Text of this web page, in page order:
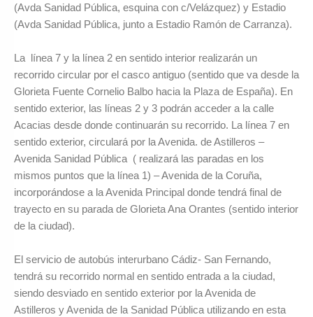
(Avda Sanidad Pública, esquina con c/Velázquez) y Estadio
(Avda Sanidad Pública, junto a Estadio Ramón de Carranza).
La línea 7 y la línea 2 en sentido interior realizarán un
recorrido circular por el casco antiguo (sentido que va desde la
Glorieta Fuente Cornelio Balbo hacia la Plaza de España). En
sentido exterior, las líneas 2 y 3 podrán acceder a la calle
Acacias desde donde continuarán su recorrido. La línea 7 en
sentido exterior, circulará por la Avenida. de Astilleros –
Avenida Sanidad Pública ( realizará las paradas en los
mismos puntos que la línea 1) – Avenida de la Coruña,
incorporándose a la Avenida Principal donde tendrá final de
trayecto en su parada de Glorieta Ana Orantes (sentido interior
de la ciudad).
El servicio de autobús interurbano Cádiz- San Fernando,
tendrá su recorrido normal en sentido entrada a la ciudad,
siendo desviado en sentido exterior por la Avenida de
Astilleros y Avenida de la Sanidad Pública utilizando en esta